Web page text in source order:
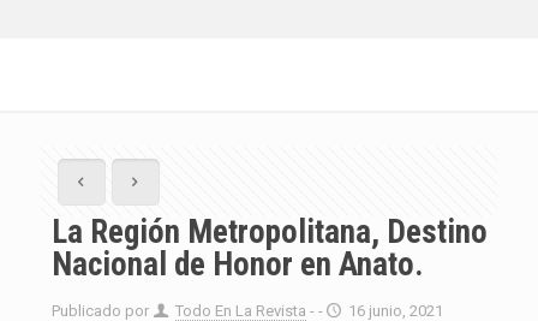
La Región Metropolitana, Destino
Nacional de Honor en Anato.
Publicado por Todo En La Revista - - 16 junio, 2021